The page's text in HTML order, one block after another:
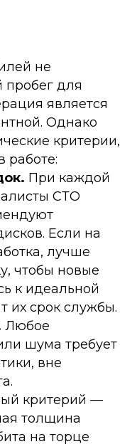
не
пробег для
является
Однако
критерии,
работе:
При каждой
СТО
Если на
лучше
чтобы новые
к идеальной
их срок службы.
Любое
шума требует
вне
критерий —
толщина
на торце